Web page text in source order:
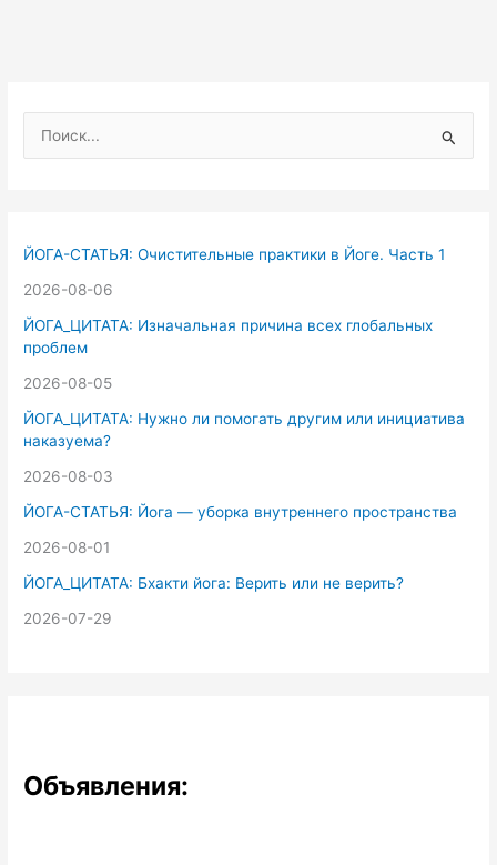
о
к
ЙОГА-СТАТЬЯ: Очистительные практики в Йоге. Часть 1
2026-08-06
ЙОГА_ЦИТАТА: Изначальная причина всех глобальных
проблем
2026-08-05
ЙОГА_ЦИТАТА: Нужно ли помогать другим или инициатива
наказуема?
2026-08-03
ЙОГА-СТАТЬЯ: Йога — уборка внутреннего пространства
2026-08-01
ЙОГА_ЦИТАТА: Бхакти йога: Верить или не верить?
2026-07-29
Объявления: